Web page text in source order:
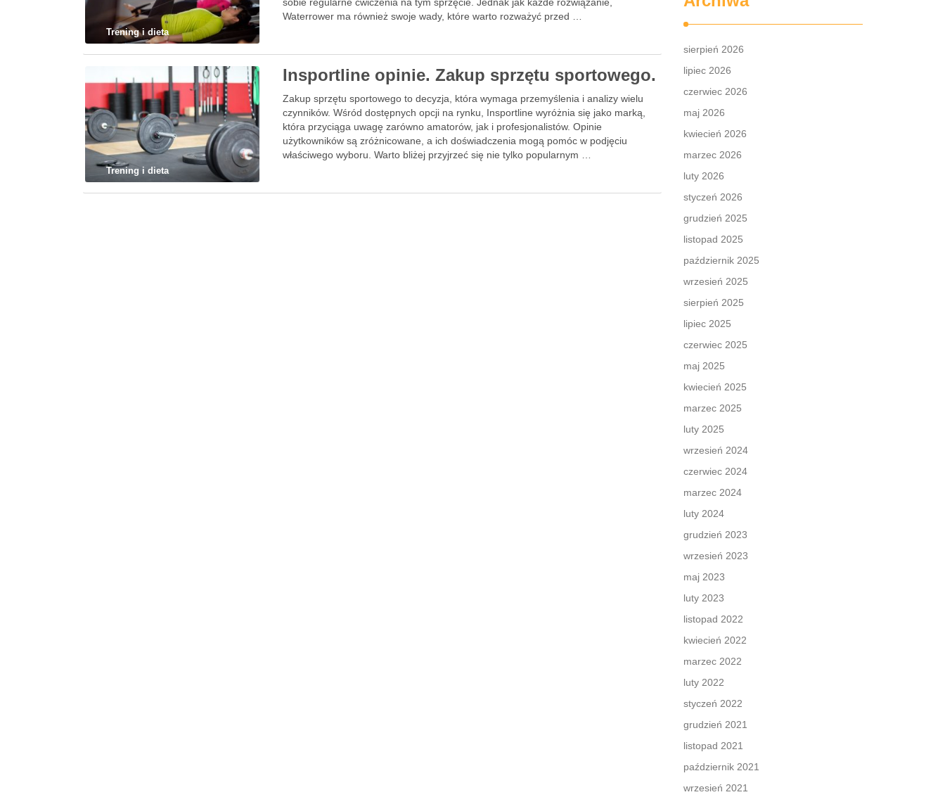
Trening i dieta
Waterrower ma również swoje wady, które warto rozważyć przed …
Trening i dieta
Insportline opinie. Zakup sprzętu sportowego.
Zakup sprzętu sportowego to decyzja, która wymaga przemyślenia i analizy wielu
czynników. Wśród dostępnych opcji na rynku, Insportline wyróżnia się jako marką,
która przyciąga uwagę zarówno amatorów, jak i profesjonalistów. Opinie
użytkowników są zróżnicowane, a ich doświadczenia mogą pomóc w podjęciu
właściwego wyboru. Warto bliżej przyjrzeć się nie tylko popularnym …
sierpień 2026
lipiec 2026
czerwiec 2026
maj 2026
kwiecień 2026
marzec 2026
luty 2026
styczeń 2026
grudzień 2025
listopad 2025
październik 2025
wrzesień 2025
sierpień 2025
lipiec 2025
czerwiec 2025
maj 2025
kwiecień 2025
marzec 2025
luty 2025
wrzesień 2024
czerwiec 2024
marzec 2024
luty 2024
grudzień 2023
wrzesień 2023
maj 2023
luty 2023
listopad 2022
kwiecień 2022
marzec 2022
luty 2022
styczeń 2022
grudzień 2021
listopad 2021
październik 2021
wrzesień 2021